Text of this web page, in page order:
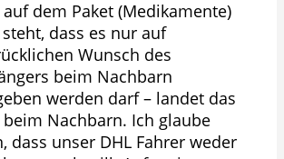
dem Paket (Medikamente)
dass es nur auf
Wunsch des
beim Nachbarn
werden darf – landet das
beim Nachbarn. Ich glaube
dass unser DHL Fahrer weder